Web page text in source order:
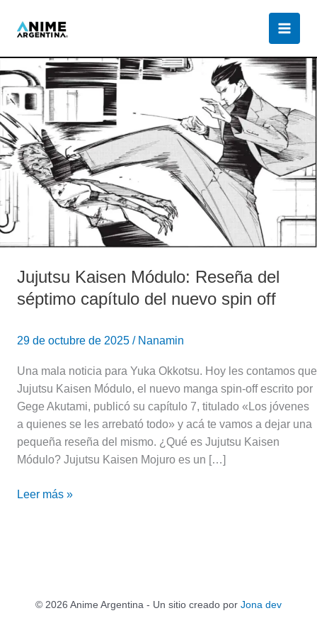
Jujutsu Kaisen Módulo: Reseña del
séptimo capítulo del nuevo spin off
29 de octubre de 2025 / Nanamin
Una mala noticia para Yuka Okkotsu. Hoy les contamos que
Jujutsu Kaisen Módulo, el nuevo manga spin-off escrito por
Gege Akutami, publicó su capítulo 7, titulado «Los jóvenes
a quienes se les arrebató todo» y acá te vamos a dejar una
pequeña reseña del mismo. ¿Qué es Jujutsu Kaisen
Módulo? Jujutsu Kaisen Mojuro es un […]
Jujutsu
Kaisen
Módulo:
Reseña
del
séptimo
capítulo
nuevo
spin
off
Leer más »
© 2026 Anime Argentina - Un sitio creado por Jona dev